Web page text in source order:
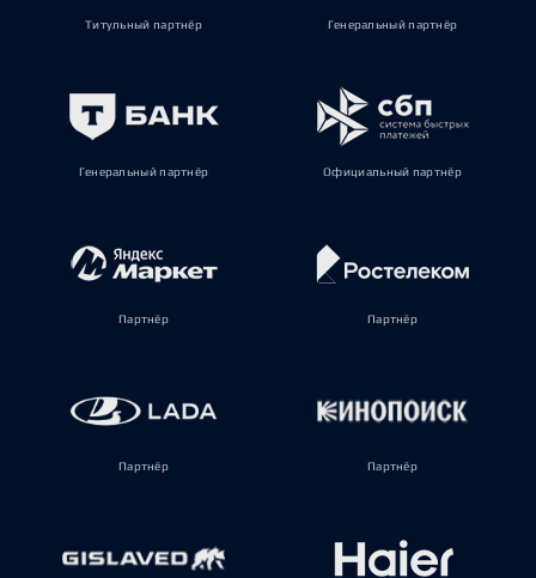
Титульный партнёр Генеральный партнёр
Генеральный партнёр Официальный партнёр
Партнёр Партнёр
Партнёр Партнёр